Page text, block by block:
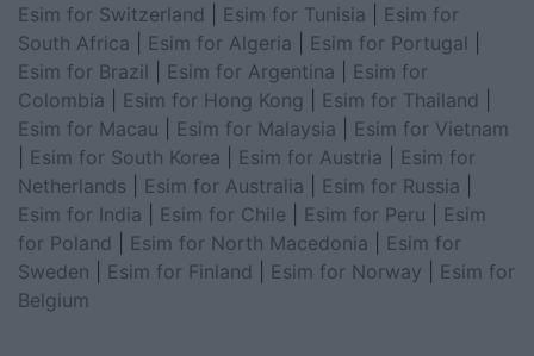
Esim for Switzerland
Esim for Tunisia
Esim for
South Africa
Esim for Algeria Esim for Portugal
Esim for Brazil
Esim for Argentina
Esim for
Colombia
Esim for Hong Kong Esim for Thailand
Esim for Macau
Esim for Malaysia
Esim for Vietnam
Esim for South Korea Esim for Austria
Esim for
Netherlands
Esim for Australia Esim for Russia
Esim for India
Esim for Chile Esim for Peru
Esim
for Poland
Esim for North Macedonia
Esim for
Sweden
Esim for Finland Esim for Norway
Esim for
Belgium